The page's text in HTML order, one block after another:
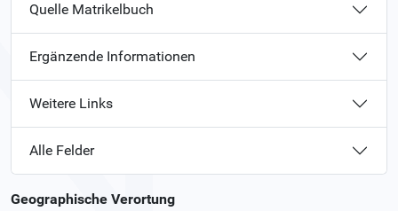
Quelle Matrikelbuch
Ergänzende Informationen
Weitere Links
Alle Felder
Geographische Verortung